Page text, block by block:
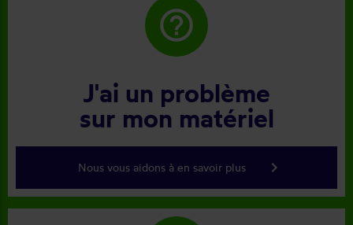
help_outline
J'ai un problème
sur mon matériel
Nous vous aidons à en savoir plus keyboard_arrow_right